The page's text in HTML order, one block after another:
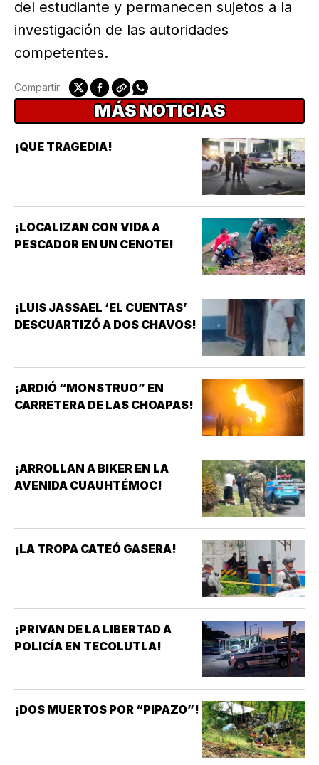
del estudiante y permanecen sujetos a la
investigación de las autoridades
competentes.
Compartir:
MÁS NOTICIAS
¡QUE TRAGEDIA!
¡LOCALIZAN CON VIDA A
PESCADOR EN UN CENOTE!
¡LUIS JASSAEL ‘EL CUENTAS’
DESCUARTIZÓ A DOS CHAVOS!
¡ARDIÓ “MONSTRUO” EN
CARRETERA DE LAS CHOAPAS!
¡ARROLLAN A BIKER EN LA
AVENIDA CUAUHTÉMOC!
¡LA TROPA CATEÓ GASERA!
¡PRIVAN DE LA LIBERTAD A
POLICÍA EN TECOLUTLA!
¡DOS MUERTOS POR “PIPAZO”!